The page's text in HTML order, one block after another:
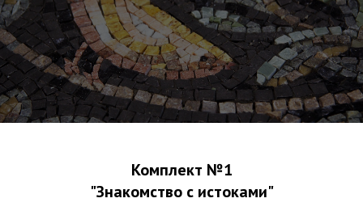
Комплект №1
"Знакомство с истоками"